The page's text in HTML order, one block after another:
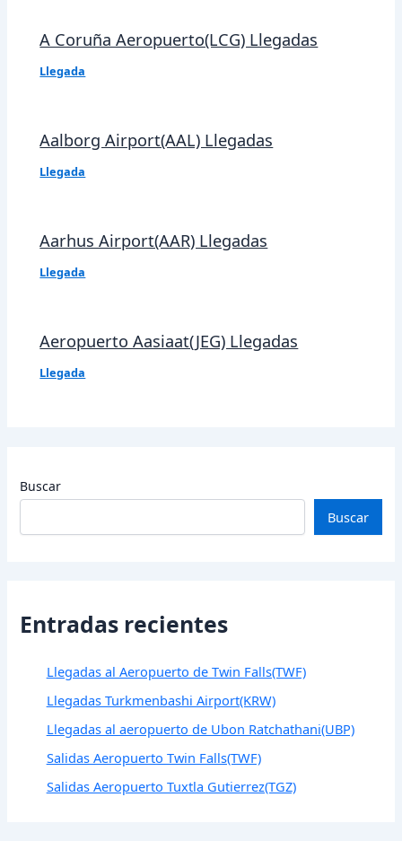
A Coruña Aeropuerto(LCG) Llegadas
Llegada
Aalborg Airport(AAL) Llegadas
Llegada
Aarhus Airport(AAR) Llegadas
Llegada
Aeropuerto Aasiaat(JEG) Llegadas
Llegada
Buscar
Buscar
Entradas recientes
Llegadas al Aeropuerto de Twin Falls(TWF)
Llegadas Turkmenbashi Airport(KRW)
Llegadas al aeropuerto de Ubon Ratchathani(UBP)
Salidas Aeropuerto Twin Falls(TWF)
Salidas Aeropuerto Tuxtla Gutierrez(TGZ)